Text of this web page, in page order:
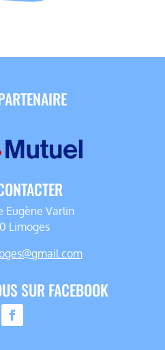
Eugène Varlin
Limoges
SUR FACEBOOK